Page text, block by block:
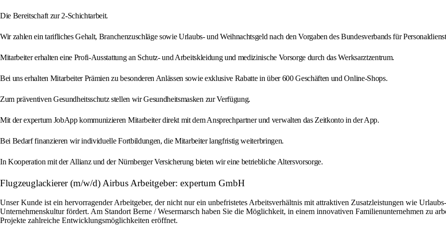
Die Bereitschaft zur 2-Schichtarbeit.
Wir zahlen ein tarifliches Gehalt, Branchenzuschläge sowie Urlaubs- und Weihnachtsgeld nach den Vorgaben des Bundesverbands für
Mitarbeiter erhalten eine Profi-Ausstattung an Schutz- und Arbeitskleidung und medizinische Vorsorge durch das Werksarztzentrum.
Bei uns erhalten Mitarbeiter Prämien zu besonderen Anlässen sowie exklusive Rabatte in über 600 Geschäften und Online-Shops.
Zum präventiven Gesundheitsschutz stellen wir Gesundheitsmasken zur Verfügung.
Mit der expertum JobApp kommunizieren Mitarbeiter direkt mit dem Ansprechpartner und verwalten das Zeitkonto in der App.
Bei Bedarf finanzieren wir individuelle Fortbildungen, die Mitarbeiter langfristig weiterbringen.
In Kooperation mit der Allianz und der Nürnberger Versicherung bieten wir eine betriebliche Altersvorsorge.
Flugzeuglackierer (m/w/d) Airbus Arbeitgeber: expertum GmbH
Unser Kunde ist ein hervorragender Arbeitgeber, der nicht nur ein unbefristetes Arbeitsverhältnis mit attraktiven Zusatzleistungen wie
Unternehmenskultur fördert. Am Standort Berne / Wesermarsch haben Sie die Möglichkeit, in einem innovativen Familienunternehmen zu
Projekte zahlreiche Entwicklungsmöglichkeiten eröffnet.